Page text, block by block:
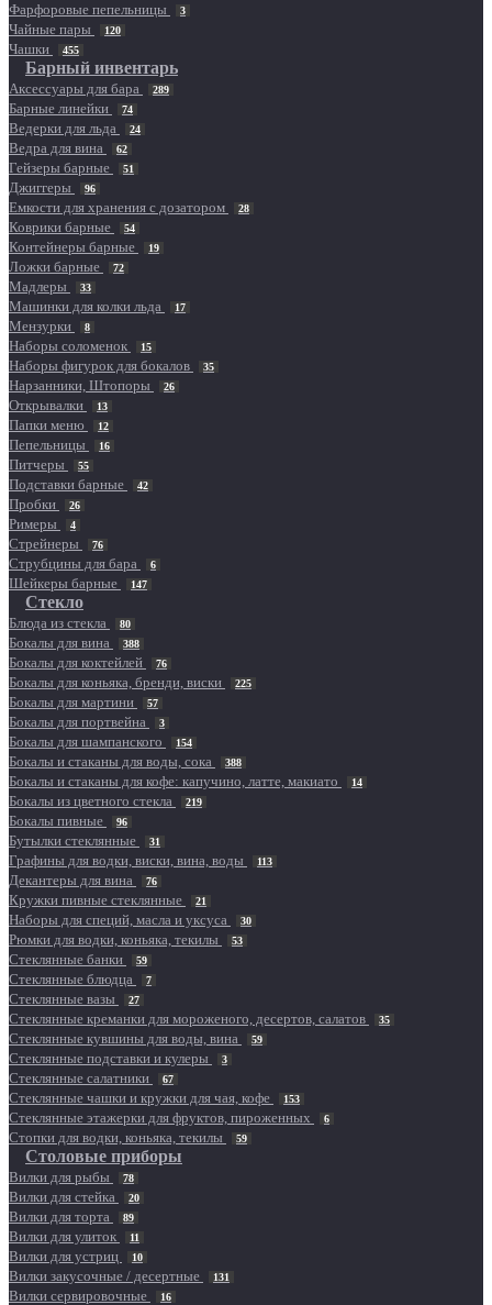
Фарфоровые пепельницы 3
Чайные пары 120
Чашки 455
Барный инвентарь
Аксессуары для бара 289
Барные линейки 74
Ведерки для льда 24
Ведра для вина 62
Гейзеры барные 51
Джиггеры 96
Емкости для хранения с дозатором 28
Коврики барные 54
Контейнеры барные 19
Ложки барные 72
Мадлеры 33
Машинки для колки льда 17
Мензурки 8
Наборы соломенок 15
Наборы фигурок для бокалов 35
Нарзанники, Штопоры 26
Открывалки 13
Папки меню 12
Пепельницы 16
Питчеры 55
Подставки барные 42
Пробки 26
Римеры 4
Стрейнеры 76
Струбцины для бара 6
Шейкеры барные 147
Стекло
Блюда из стекла 80
Бокалы для вина 388
Бокалы для коктейлей 76
Бокалы для коньяка, бренди, виски 225
Бокалы для мартини 57
Бокалы для портвейна 3
Бокалы для шампанского 154
Бокалы и стаканы для воды, сока 388
Бокалы и стаканы для кофе: капучино, латте, макиато 14
Бокалы из цветного стекла 219
Бокалы пивные 96
Бутылки стеклянные 31
Графины для водки, виски, вина, воды 113
Декантеры для вина 76
Кружки пивные стеклянные 21
Наборы для специй, масла и уксуса 30
Рюмки для водки, коньяка, текилы 53
Стеклянные банки 59
Стеклянные блюдца 7
Стеклянные вазы 27
Стеклянные креманки для мороженого, десертов, салатов 35
Стеклянные кувшины для воды, вина 59
Стеклянные подставки и кулеры 3
Стеклянные салатники 67
Стеклянные чашки и кружки для чая, кофе 153
Стеклянные этажерки для фруктов, пироженных 6
Стопки для водки, коньяка, текилы 59
Столовые приборы
Вилки для рыбы 78
Вилки для стейка 20
Вилки для торта 89
Вилки для улиток 11
Вилки для устриц 10
Вилки закусочные / десертные 131
Вилки сервировочные 16